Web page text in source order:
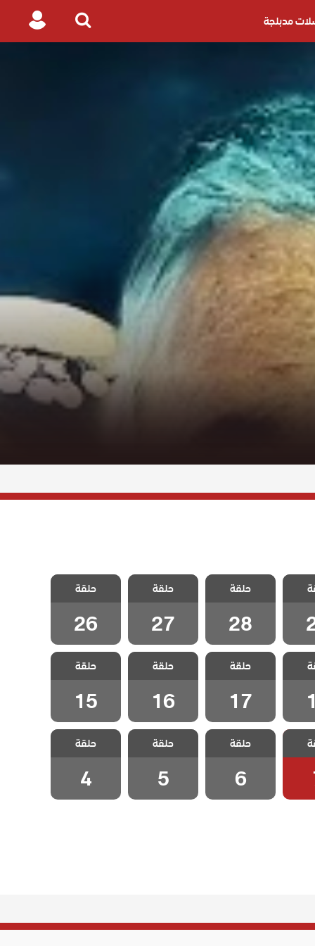
مدبلجة
Search
Login
مكان مسلسل لا مكان
لا وطن مدبلج
الحلقة 28
حلقة
28
مسلسل لا مكان
لا وطن مدبلج
الحلقة 27
حلقة
27
مسلسل لا مكان
لا وطن مدبلج
الحلقة 26
حلقة
26
مكان مسلسل لا مكان
لا وطن مدبلج
الحلقة 17
حلقة
17
مسلسل لا مكان
لا وطن مدبلج
الحلقة 16
حلقة
16
مسلسل لا مكان
لا وطن مدبلج
الحلقة 15
حلقة
15
مكان
7
مسلسل لا مكان
لا وطن مدبلج
الحلقة 6
حلقة
6
مسلسل لا مكان
لا وطن مدبلج
الحلقة 5
حلقة
5
مسلسل لا مكان
لا وطن مدبلج
الحلقة 4
حلقة
4